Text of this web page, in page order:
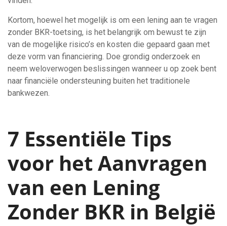
Kortom, hoewel het mogelijk is om een lening aan te vragen
zonder BKR-toetsing, is het belangrijk om bewust te zijn
van de mogelijke risico’s en kosten die gepaard gaan met
deze vorm van financiering. Doe grondig onderzoek en
neem weloverwogen beslissingen wanneer u op zoek bent
naar financiële ondersteuning buiten het traditionele
bankwezen.
7 Essentiële Tips
voor het Aanvragen
van een Lening
Zonder BKR in België